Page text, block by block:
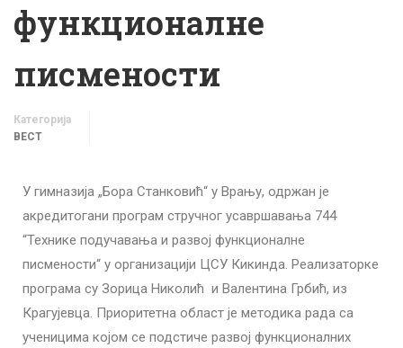
функционалне
писмености
Категорија
ВЕСТ
У гимназија „Бора Станковић“ у Врању, одржан је
акредитогани програм стручног усавршавања 744
“Технике подучавања и развој функционалне
писмености“ у организацији ЦСУ Кикинда. Реализаторке
програма су Зорица Николић и Валентина Грбић, из
Крагујевца. Приоритетна област је методика рада са
ученицима којом се подстиче развој функционалних